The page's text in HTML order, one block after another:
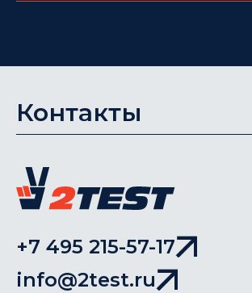
Контакты
+7 495 215-57-17
info@2test.ru